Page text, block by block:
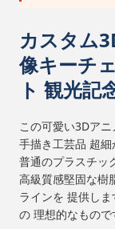
カスタム
像キーチ
ト 観光記
この可愛い3Dア
手描き工芸品 超
普通のプラスチッ
高級質感堅固な樹
ラインを 提供し
の 理想的なもので